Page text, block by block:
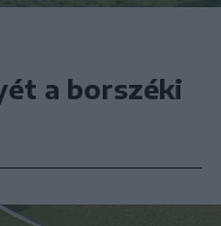
a borszéki